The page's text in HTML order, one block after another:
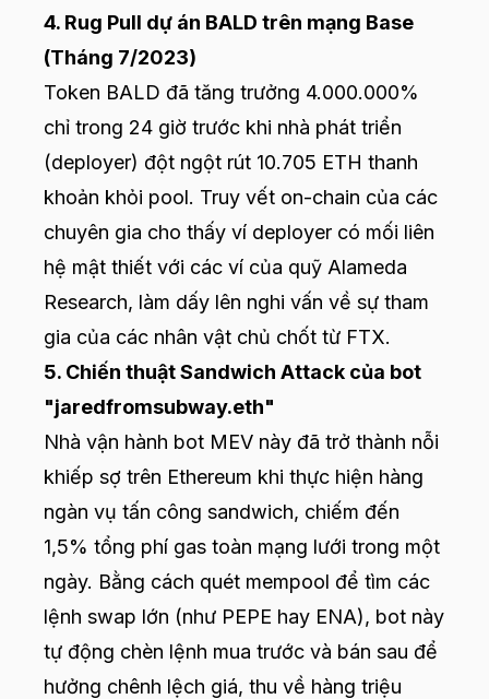
4. Rug Pull dự án BALD trên mạng Base
(Tháng 7/2023)
Token BALD đã tăng trưởng 4.000.000%
chỉ trong 24 giờ trước khi nhà phát triển
(deployer) đột ngột rút 10.705 ETH thanh
khoản khỏi pool. Truy vết on-chain của các
chuyên gia cho thấy ví deployer có mối liên
hệ mật thiết với các ví của quỹ Alameda
Research, làm dấy lên nghi vấn về sự tham
gia của các nhân vật chủ chốt từ FTX.
5. Chiến thuật Sandwich Attack của bot
"jaredfromsubway.eth"
Nhà vận hành bot MEV này đã trở thành nỗi
khiếp sợ trên Ethereum khi thực hiện hàng
ngàn vụ tấn công sandwich, chiếm đến
1,5% tổng phí gas toàn mạng lưới trong một
ngày. Bằng cách quét mempool để tìm các
lệnh swap lớn (như PEPE hay ENA), bot này
tự động chèn lệnh mua trước và bán sau để
hưởng chênh lệch giá, thu về hàng triệu